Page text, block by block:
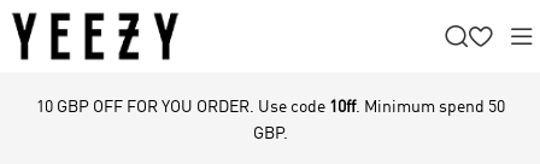
10 GBP OFF FOR YOU ORDER. Use code 10ff. Minimum spend 50
GBP.